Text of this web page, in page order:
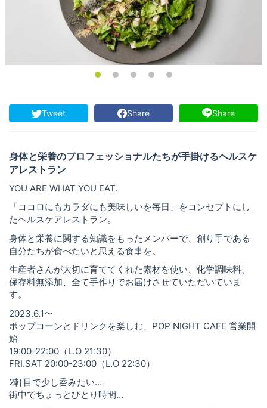
Tweet Share Share
身体と栄養のプロフェッショナルたちが手掛けるヘルスケ
アレストラン
YOU ARE WHAT YOU EAT.
「ココロにもカラダにも美味しいを毎日」をコンセプトにし
たヘルスケアレストラン。
身体と栄養に関する知識をもったメンバーで、創り手である
自分たちが食べたいと思える食事を。
生産者さんが大切に育ててくれた素材を使い、化学調味料、
保存料無添加、全て手作りでお届けさせていただいていま
す。
2023.6.1〜
ポップコーンとドリンクを楽しむ、POP NIGHT CAFE 営業開
始
19:00-22:00（L.O 21:30）
FRI.SAT 20:00-23:00（L.O 22:30）
2軒目で少し呑みたい…
街中でちょっとひとり時間…